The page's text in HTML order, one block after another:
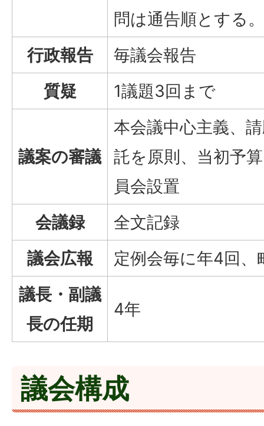
問は通告順とする。
行政報告
毎議会報告
質疑
1議題3回まで
議案の審議
本会議中心主義、
託を原則、当初予
員会設置
会議録
全文記録
議会広報
定例会毎に年4回、
議長・副議
長の任期
4年
議会構成